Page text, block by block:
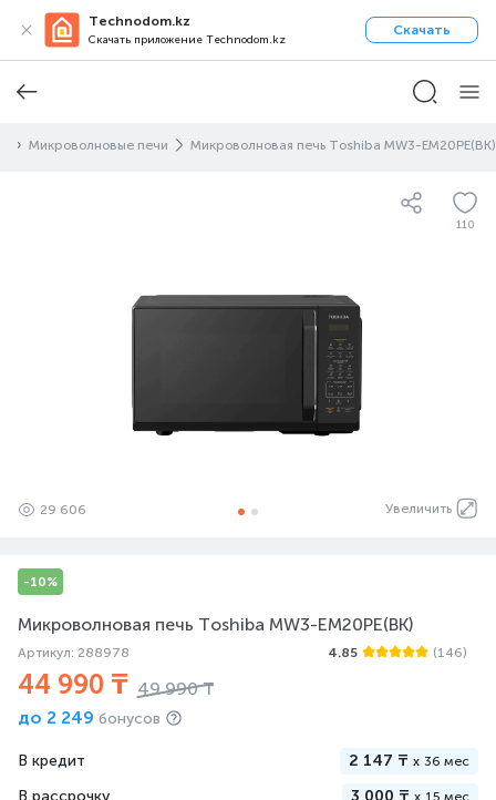
Technodom.kz
Скачать приложение Technodom.kz
Скачать
Микроволновые печи Микроволновая печь Toshiba MW3-EM20PE(BK)
110
Увеличить
29 606
-10%
Микроволновая печь Toshiba MW3-EM20PE(BK)
Артикул: 288978 4.85 (146)
44 990 ₸ 49 990 ₸
до 2 249 бонусов
В кредит 2 147 ₸ x 36 мес
В рассрочку 3 000 ₸ x 15 мес